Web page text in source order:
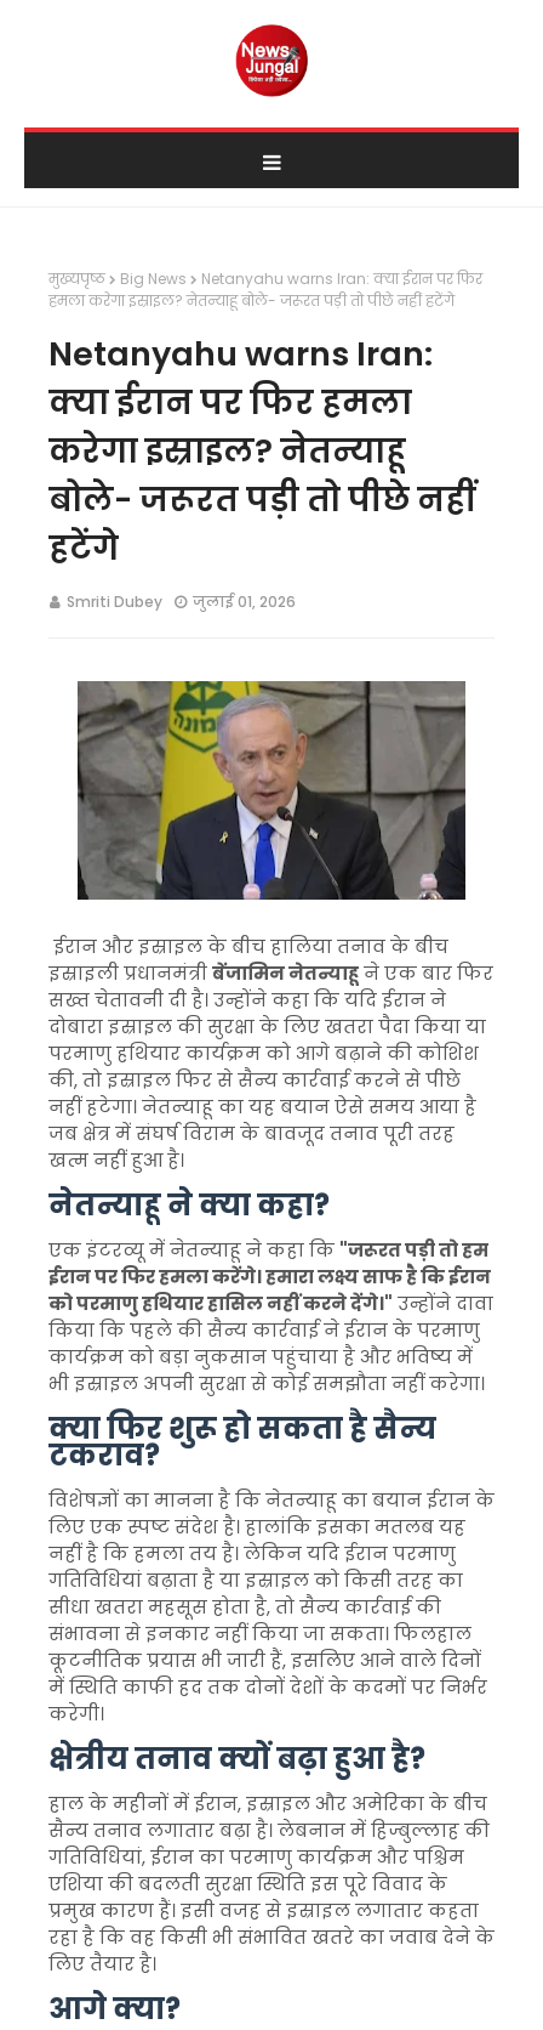
मुख्यपृष्ठ Big News
Netanyahu warns Iran: क्या ईरान पर फिर
हमला करेगा इस्राइल? नेतन्याहू बोले- जरूरत पड़ी तो पीछे नहीं हटेंगे
Netanyahu warns Iran:
क्या ईरान पर फिर हमला
करेगा इस्राइल? नेतन्याहू
बोले- जरूरत पड़ी तो पीछे नहीं
हटेंगे
Smriti Dubey जुलाई 01, 2026
ईरान और इस्राइल के बीच हालिया तनाव के बीच
इस्राइली प्रधानमंत्रीबेंजामिन नेतन्याहूने एक बार फिर
सख्त चेतावनी दी है। उन्होंने कहा कि यदि ईरान ने
दोबारा इस्राइल की सुरक्षा के लिए खतरा पैदा किया या
परमाणु हथियार कार्यक्रम को आगे बढ़ाने की कोशिश
की, तो इस्राइल फिर से सैन्य कार्रवाई करने से पीछे
नहीं हटेगा। नेतन्याहू का यह बयान ऐसे समय आया है
जब क्षेत्र में संघर्ष विराम के बावजूद तनाव पूरी तरह
खत्म नहीं हुआ है।
नेतन्याहू ने क्या कहा?
एक इंटरव्यू में नेतन्याहू ने कहा कि "जरूरत पड़ी तो हम
ईरान पर फिर हमला करेंगे। हमारा लक्ष्य साफ है कि ईरान
को परमाणु हथियार हासिल नहीं करने देंगे।" उन्होंने दावा
किया कि पहले की सैन्य कार्रवाई ने ईरान के परमाणु
कार्यक्रम को बड़ा नुकसान पहुंचाया है और भविष्य में
भी इस्राइल अपनी सुरक्षा से कोई समझौता नहीं करेगा।
क्या फिर शुरू हो सकता है सैन्य
टकराव?
विशेषज्ञों का मानना है कि नेतन्याहू का बयान ईरान के
लिए एक स्पष्ट संदेश है। हालांकि इसका मतलब यह
नहीं है कि हमला तय है। लेकिन यदि ईरान परमाणु
गतिविधियां बढ़ाता है या इस्राइल को किसी तरह का
सीधा खतरा महसूस होता है, तो सैन्य कार्रवाई की
संभावना से इनकार नहीं किया जा सकता। फिलहाल
कूटनीतिक प्रयास भी जारी हैं, इसलिए आने वाले दिनों
में स्थिति काफी हद तक दोनों देशों के कदमों पर निर्भर
करेगी।
क्षेत्रीय तनाव क्यों बढ़ा हुआ है?
हाल के महीनों में ईरान, इस्राइल और अमेरिका के बीच
सैन्य तनाव लगातार बढ़ा है। लेबनान में हिज्बुल्लाह की
गतिविधियां, ईरान का परमाणु कार्यक्रम और पश्चिम
एशिया की बदलती सुरक्षा स्थिति इस पूरे विवाद के
प्रमुख कारण हैं। इसी वजह से इस्राइल लगातार कहता
रहा है कि वह किसी भी संभावित खतरे का जवाब देने के
लिए तैयार है।
आगे क्या?